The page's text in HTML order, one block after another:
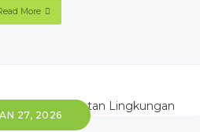
More
27, 2026